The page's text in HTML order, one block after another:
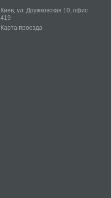
Киев, ул. Дружковская 10, офис
419
Карта проезда